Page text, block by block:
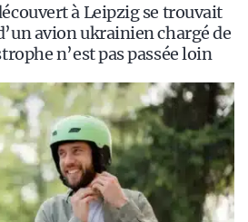
à Leipzig se trouvait
avion ukrainien chargé de
n’est pas passée loin